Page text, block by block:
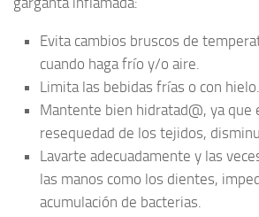
Evita cambios bruscos de
cuando haga frío y/o aire.
Limita las bebidas frías o con hielo.
Mantente bien hidratad@, ya que
resequedad de los tejidos,
Lavarte adecuadamente y las
las manos como los dientes,
acumulación de bacterias.